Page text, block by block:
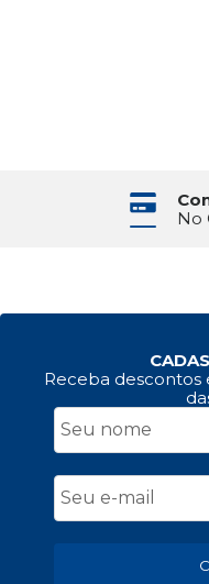
No
Receba descontos